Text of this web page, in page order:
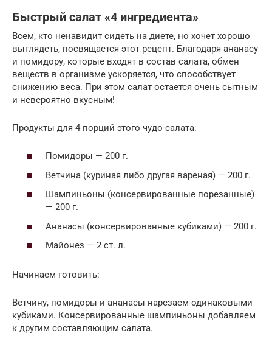
Быстрый салат «4 ингредиента»
Всем, кто ненавидит сидеть на диете, но хочет хорошо
выглядеть, посвящается этот рецепт. Благодаря ананасу
и помидору, которые входят в состав салата, обмен
веществ в организме ускоряется, что способствует
снижению веса. При этом салат остается очень сытным
и невероятно вкусным!
Продукты для 4 порций этого чудо-салата:
Помидоры — 200 г.
Ветчина (куриная либо другая вареная) — 200 г.
Шампиньоны (консервированные порезанные)
— 200 г.
Ананасы (консервированные кубиками) — 200 г.
Майонез — 2 ст. л.
Начинаем готовить:
Ветчину, помидоры и ананасы нарезаем одинаковыми
кубиками. Консервированные шампиньоны добавляем
к другим составляющим салата.